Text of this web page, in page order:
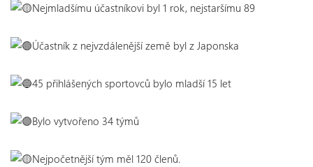
Nejmladšímu účastníkovi byl 1 rok, nejstaršímu 89
Účastník z nejvzdálenější země byl z Japonska
45 přihlášených sportovců bylo mladší 15 let
Bylo vytvořeno 34 týmů
Nejpočetnější tým měl 120 členů.